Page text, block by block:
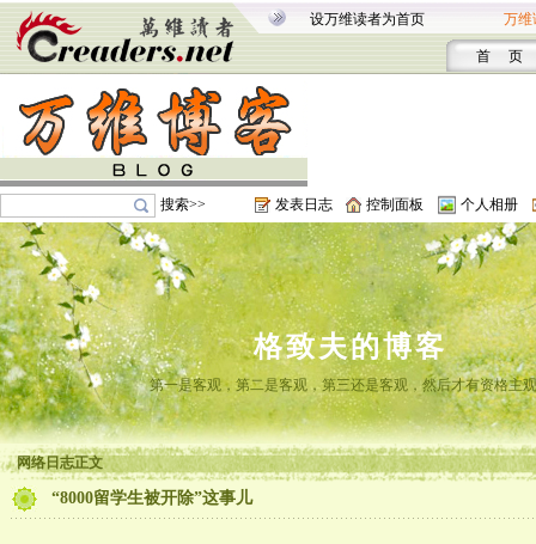
设万维读者为首页 万维
首 页
搜索>> 发表日志 控制面板 个人相册
格致夫的博客
第一是客观，第二是客观，第三还是客观，然后才有资格主
网络日志正文
“8000留学生被开除”这事儿